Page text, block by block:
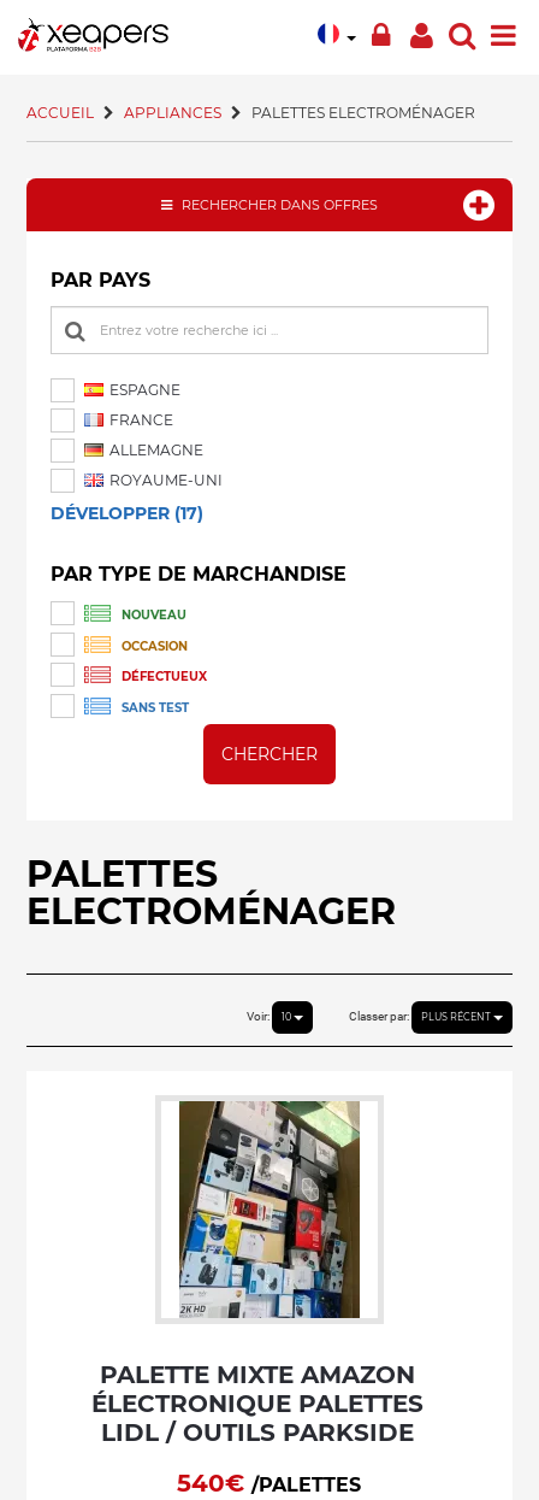
ACCUEIL APPLIANCES PALETTES ELECTROMÉNAGER
RECHERCHER DANS OFFRES
PAR PAYS
ESPAGNE
FRANCE
ALLEMAGNE
ROYAUME-UNI
DÉVELOPPER (17)
PAR TYPE DE MARCHANDISE
NOUVEAU
OCCASION
DÉFECTUEUX
SANS TEST
CHERCHER
PALETTES
ELECTROMÉNAGER
Classer par: PLUS RÉCENT
Voir: 10
PALETTE MIXTE AMAZON
ÉLECTRONIQUE PALETTES
LIDL / OUTILS PARKSIDE
540€/PALETTES